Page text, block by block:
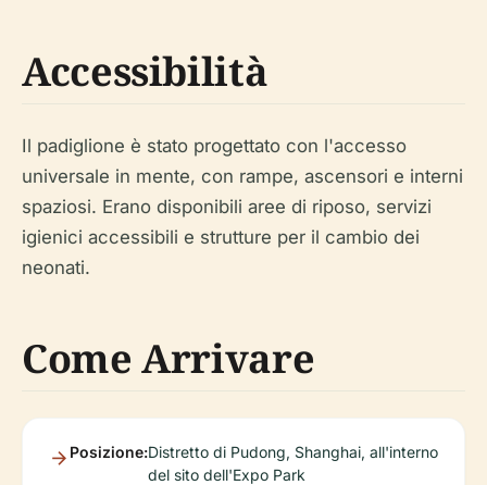
Accessibilità
Il padiglione è stato progettato con l'accesso
universale in mente, con rampe, ascensori e interni
spaziosi. Erano disponibili aree di riposo, servizi
igienici accessibili e strutture per il cambio dei
neonati.
Come Arrivare
Posizione:Distretto di Pudong, Shanghai, all'interno
del sito dell'Expo Park